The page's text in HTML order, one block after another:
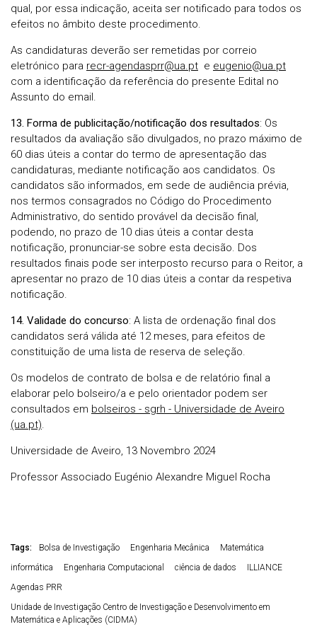
qual, por essa indicação, aceita ser notificado para todos os
efeitos no âmbito deste procedimento.
As candidaturas deverão ser remetidas por correio
eletrónico para recr-agendasprr@ua.pt e eugenio@ua.pt
com a identificação da referência do presente Edital no
Assunto do email.
13. Forma de publicitação/notificação dos resultados: Os
resultados da avaliação são divulgados, no prazo máximo de
60 dias úteis a contar do termo de apresentação das
candidaturas, mediante notificação aos candidatos. Os
candidatos são informados, em sede de audiência prévia,
nos termos consagrados no Código do Procedimento
Administrativo, do sentido provável da decisão final,
podendo, no prazo de 10 dias úteis a contar desta
notificação, pronunciar-se sobre esta decisão. Dos
resultados finais pode ser interposto recurso para o Reitor, a
apresentar no prazo de 10 dias úteis a contar da respetiva
notificação.
14. Validade do concurso: A lista de ordenação final dos
candidatos será válida até 12 meses, para efeitos de
constituição de uma lista de reserva de seleção.
Os modelos de contrato de bolsa e de relatório final a
elaborar pelo bolseiro/a e pelo orientador podem ser
consultados em bolseiros - sgrh - Universidade de Aveiro
(ua.pt).
Universidade de Aveiro, 13 Novembro 2024
Professor Associado Eugénio Alexandre Miguel Rocha
Tags: Bolsa de Investigação Engenharia Mecânica
Matemática
informática
Engenharia Computacional ciência de dados
ILLIANCE
Agendas PRR
Unidade de Investigação Centro de Investigação e Desenvolvimento em
Matemática e Aplicações (CIDMA)